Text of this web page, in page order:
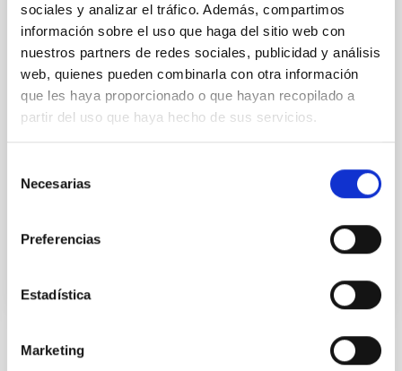
sociales y analizar el tráfico. Además, compartimos
información sobre el uso que haga del sitio web con
nuestros partners de redes sociales, publicidad y análisis
web, quienes pueden combinarla con otra información
que les haya proporcionado o que hayan recopilado a
partir del uso que haya hecho de sus servicios.
Necesarias
Preferencias
Estadística
Marketing
Programa "Nuestros Alumnos y el ORM",
10 años acercando la Astrofísica a la
comunidad escolar de La Palma
Desde 2009, cerca de 7.000 escolares de La Palma
han participado en el programa educativo “Nuestros
Observatorio.
TIPO DE NOTICIA